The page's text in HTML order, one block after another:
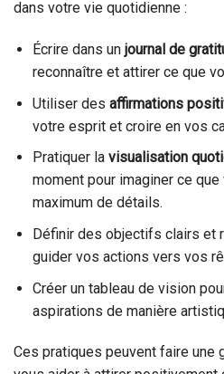
dans votre vie quotidienne :
Écrire dans un journal de
reconnaître et attirer ce que
Utiliser des affirmations
votre esprit et croire en vos
Pratiquer la visualisation
moment pour imaginer ce
maximum de détails.
Définir des objectifs clairs et
guider vos actions vers vos
Créer un tableau de vision
aspirations de manière
Ces pratiques peuvent faire une